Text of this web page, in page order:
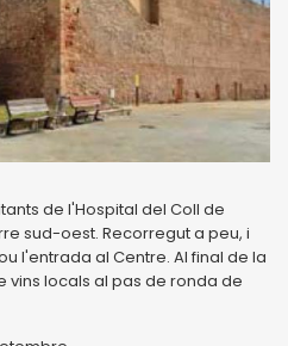
de l'Hospital del Coll de
sud-oest. Recorregut a peu, i
l'entrada al Centre. Al final de la
vins locals al pas de ronda de